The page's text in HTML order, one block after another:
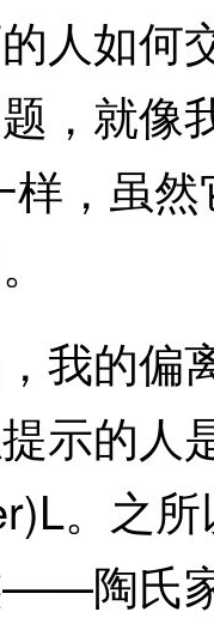
人如何
，就像
样，虽
的偏
示的人
。之
——陶氏